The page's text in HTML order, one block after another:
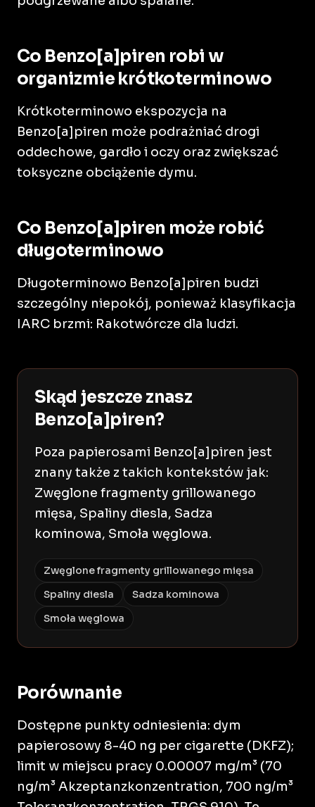
Co Benzo[a]piren robi w
organizmie krótkoterminowo
Krótkoterminowo ekspozycja na
Benzo[a]piren może podrażniać drogi
oddechowe, gardło i oczy oraz zwiększać
toksyczne obciążenie dymu.
Co Benzo[a]piren może robić
długoterminowo
Długoterminowo Benzo[a]piren budzi
szczególny niepokój, ponieważ klasyfikacja
IARC brzmi: Rakotwórcze dla ludzi.
Skąd jeszcze znasz
Benzo[a]piren?
Poza papierosami Benzo[a]piren jest
znany także z takich kontekstów jak:
Zwęglone fragmenty grillowanego
mięsa, Spaliny diesla, Sadza
kominowa, Smoła węglowa.
Zwęglone fragmenty grillowanego mięsa
Spaliny diesla
Sadza kominowa
Smoła węglowa
Porównanie
Dostępne punkty odniesienia: dym
papierosowy 8-40 ng per cigarette (DKFZ);
limit w miejscu pracy 0.00007 mg/m³ (70
ng/m³ Akzeptanzkonzentration, 700 ng/m³